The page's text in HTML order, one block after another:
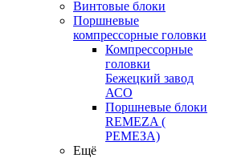
Винтовые блоки
Поршневые
компрессорные головки
Компрессорные
головки
Бежецкий завод
АСО
Поршневые блоки
REMEZA (
РЕМЕЗА)
Ещё